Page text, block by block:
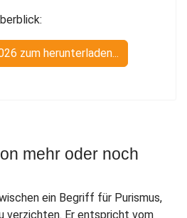
zum herunterladen...
mehr oder noch
ein Begriff für Purismus,
verzichten. Er entspricht vom